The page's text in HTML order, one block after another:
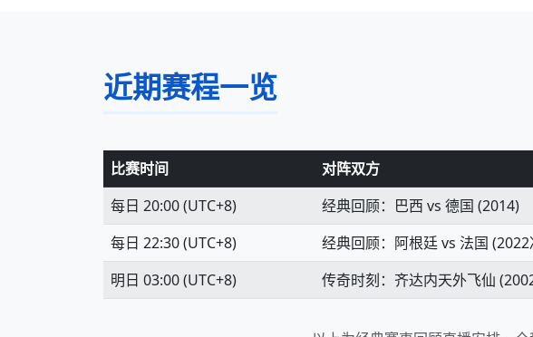
近期赛程一览
比赛时间 对阵双方
每日 20:00 (UTC+8)
经典回顾：巴西 vs 德国 (2014)
每日 22:30 (UTC+8)
经典回顾：阿根廷 vs 法国
明日 03:00 (UTC+8)
传奇时刻：齐达内天外飞仙